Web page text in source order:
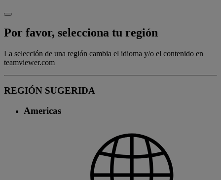
Por favor, selecciona tu región
La selección de una región cambia el idioma y/o el contenido en
teamviewer.com
REGIÓN SUGERIDA
Americas